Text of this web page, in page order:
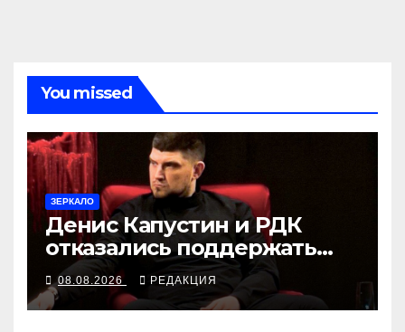
You missed
ЗЕРКАЛО
Денис Капустин и РДК
отказались поддержать
партию «Яблоко»
08.08.2026 РЕДАКЦИЯ